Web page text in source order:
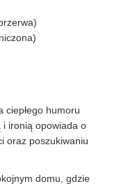
ciepłego humoru
i ironią opowiada o
oraz poszukiwaniu
domu, gdzie